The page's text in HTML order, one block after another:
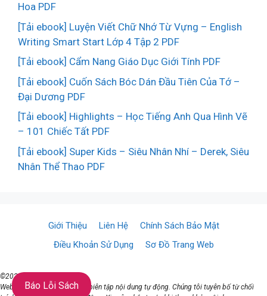
Hoa PDF
[Tải ebook] Luyện Viết Chữ Nhớ Từ Vựng – English
Writing Smart Start Lớp 4 Tập 2 PDF
[Tải ebook] Cẩm Nang Giáo Dục Giới Tính PDF
[Tải ebook] Cuốn Sách Bóc Dán Đầu Tiên Của Tớ –
Đại Dương PDF
[Tải ebook] Highlights – Học Tiếng Anh Qua Hình Vẽ
– 101 Chiếc Tất PDF
[Tải ebook] Super Kids – Siêu Nhân Nhí – Derek, Siêu
Nhân Thể Thao PDF
Giới Thiệu Liên Hệ
Chính Sách Bảo Mật
Điều Khoản Sử Dụng
Sơ Đồ Trang Web
©2021 ♥ TaiSach.Org
Website đang sử dụng AI để biên tập nội dung tự động. Chúng tôi tuyên bố từ chối
Báo Lỗi Sách